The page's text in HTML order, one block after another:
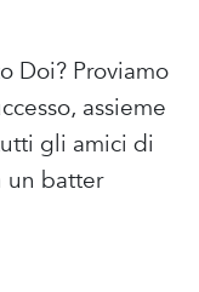
Doi? Proviamo
assieme
gli amici di
un batter